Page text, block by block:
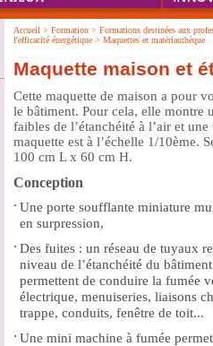
Accueil > Formation > Formations destinées aux
l'efficacité énergétique > Maquettes et matériauthèque
Maquette maison et
Cette maquette de maison a pour
le bâtiment. Pour cela, elle montre
faibles de l’étanchéité à l’air et
maquette est à l’échelle 1/10ème.
100 cm L x 60 cm H.
Conception
Une porte soufflante miniature
en surpression,
Des fuites : un réseau de tuyaux
niveau de l’étanchéité du
permettent de conduire la fumée
électrique, menuiseries, liaisons
trappe, conduits, fenêtre de toit...
Une mini machine à fumée